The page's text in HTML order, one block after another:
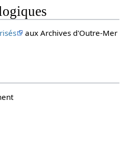
aux Archives d'Outre-Mer